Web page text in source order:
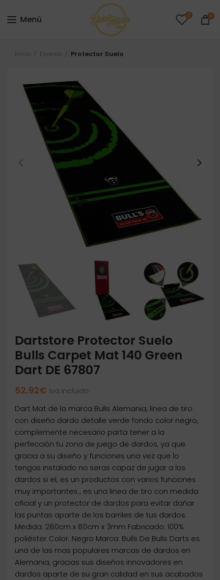
Menú 0 0
Inicio Dianas Protector Suelo
Dartstore Protector Suelo
Bulls Carpet Mat 140 Green
Dart DE 67807
52,92€ Iva incluido
Dart Mat de la marca Bulls Alemania, linea de tiro
con diseño dardo detalle verde fondo color negro,
complemente necesario parta tener a la
perfección tu zona de juego de dardos, ya que
gracia a su diseño y funciones una vez que lo
tengas instalado no seras capaz de jugar a los
dardos si el, es un productos con varios funciones
muy importantes , es una linea de tiro con medida
oficial y un protector de dardos para evitar dañar
las puntas aparte de los barriles de tus dardos.
Medida: 280cm x 80cm x 3mm Fabricado: 100%
poliéster Color: Negro Marca: Bulls De Bulls Darts es
una de las mas populares marcas de dardos en
Alemania, gracias sus diseños innovadores en
dardos aparte de su gran calidad en sus acabados